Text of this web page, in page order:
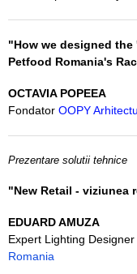
"How we designed
Petfood Romania's
OCTAVIA POPEEA
Fondator OOPY
Prezentare solutii tehnice
"New Retail - viziunea
EDUARD AMUZA
Expert Lighting
Romania